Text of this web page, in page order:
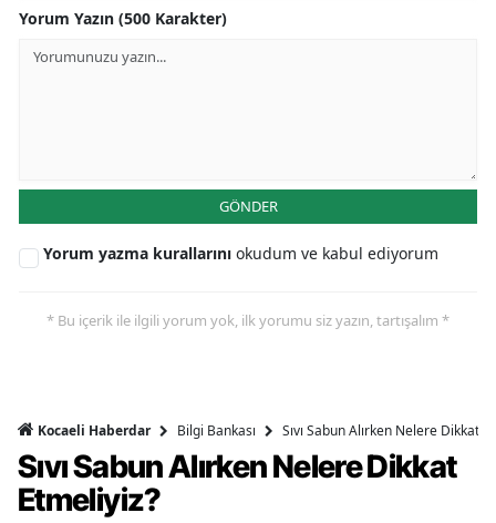
Yorum Yazın (500 Karakter)
GÖNDER
Yorum yazma kurallarını okudum ve kabul ediyorum
* Bu içerik ile ilgili yorum yok, ilk yorumu siz yazın, tartışalım *
Kocaeli Haberdar Bilgi Bankası Sıvı Sabun Alırken Nelere Dikkat
Sıvı Sabun Alırken Nelere Dikkat
Etmeliyiz?